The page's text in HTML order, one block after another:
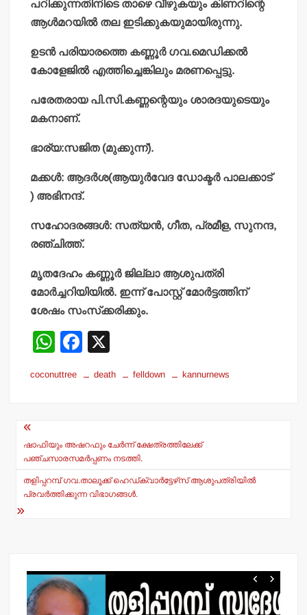
പറിക്കുന്നതിനിടെ താഴെ വീഴുകയും കിണറിന്റെ
ആള്‍മറയില്‍ തല ഇടിക്കുകയുമായിരുന്നു.
ഉടന്‍ പരിയാരത്തെ കണ്ണൂര്‍ ഗവ.മെഡിക്കല്‍
കോളേജില്‍ എത്തിച്ചെങ്കിലും മരണപ്പെട്ടു.
പരേതരായ പി.സി.കണ്ണന്റെയും ശാരദയുടെയും
മകനാണ്.
ഭാര്യ:സജിത (മുക്കുന്ന്).
മക്കള്‍: ആദര്‍ശ(ആയുര്‍വേദ ഡോക്ടര്‍ പാലക്കാട്
) അഭിനന്ദ്.
സഹോദരങ്ങള്‍: സത്യന്‍, ഗീത, പ്രമീള, സുനന്ദ,
രഞ്ചിത്ത്.
മൃതദേഹം കണ്ണൂര്‍ ജില്ലാ ആശുപത്രി
മോര്‍ച്ചറിയിയില്‍. ഇന്ന് പോസ്റ്റ് മോര്‍ട്ടത്തിന്
ശേഷം സംസ്‌ക്കരിക്കും.
W
at
p
p
F
c
o
o
k
coconuttree death felldown kannurnews
Post
navigation
ഷാഫിയും അഷറഫും ചേര്‍ന്ന് ക്ഷേത്രത്തിലേക്ക്
പഞ്ചസാരസമര്‍പ്പണം നടത്തി.
തളിപ്പറമ്പ് ഗവ.താലൂക്ക് ഹെഡ്ക്വാര്‍ട്ടേഴ്‌സ് ആശുപത്രിയില്‍
പ്രവര്‍ത്തിക്കുന്ന വിഭാഗങ്ങള്‍.